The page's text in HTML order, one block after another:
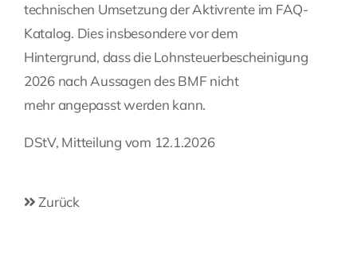
technischen Umsetzung der Aktivrente im FAQ-
Katalog. Dies insbesondere vor dem
Hintergrund, dass die Lohnsteuerbescheinigung
2026 nach Aussagen des BMF nicht
mehr angepasst werden kann.
DStV, Mitteilung vom 12.1.2026
Zurück